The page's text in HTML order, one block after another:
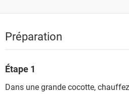
Préparation
Étape 1
Dans une grande cocotte,